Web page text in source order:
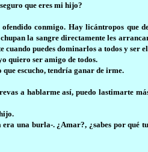
que eres mi hijo?
conmigo. Hay licántropos que
la sangre directamente les
cuando puedes dominarlos a todos y ser
quiero ser amigo de todos.
escucho, tendría ganar de irme.
a hablarme así, puedo lastimarte
una burla-. ¿Amar?, ¿sabes por qué